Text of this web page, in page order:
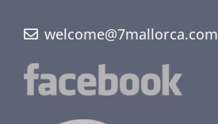
welcome@7mallorca.com